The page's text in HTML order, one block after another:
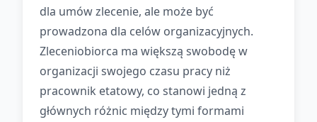
dla umów zlecenie, ale może być
prowadzona dla celów organizacyjnych.
Zleceniobiorca ma większą swobodę w
organizacji swojego czasu pracy niż
pracownik etatowy, co stanowi jedną z
głównych różnic między tymi formami